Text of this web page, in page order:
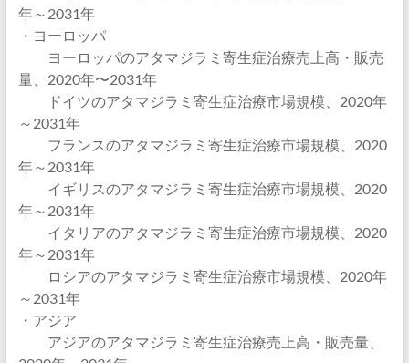
年～2031年
・ヨーロッパ
ヨーロッパのアタマジラミ寄生症治療売上高・販売
量、2020年〜2031年
ドイツのアタマジラミ寄生症治療市場規模、2020年
～2031年
フランスのアタマジラミ寄生症治療市場規模、2020
年～2031年
イギリスのアタマジラミ寄生症治療市場規模、2020
年～2031年
イタリアのアタマジラミ寄生症治療市場規模、2020
年～2031年
ロシアのアタマジラミ寄生症治療市場規模、2020年
～2031年
・アジア
アジアのアタマジラミ寄生症治療売上高・販売量、